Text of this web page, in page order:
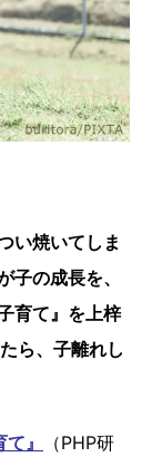
い焼いてしま
子の成長を、
育て』を上梓
ら、子離れし
』
（PHP研